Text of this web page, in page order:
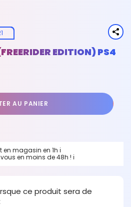
EDITION) PS4
AU PANIER
en magasin en 1h ℹ
en moins de 48h ! ℹ
ce produit sera de